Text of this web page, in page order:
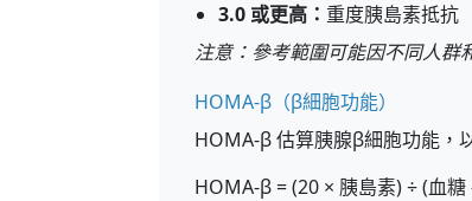
3.0 或更高： 重度胰島素抵抗
注意：參考範圍可能因不同人群
HOMA-β（β細胞功能）
HOMA-β 估算胰腺β細胞功能，
HOMA-β = (20 × 胰島素) ÷ (血糖